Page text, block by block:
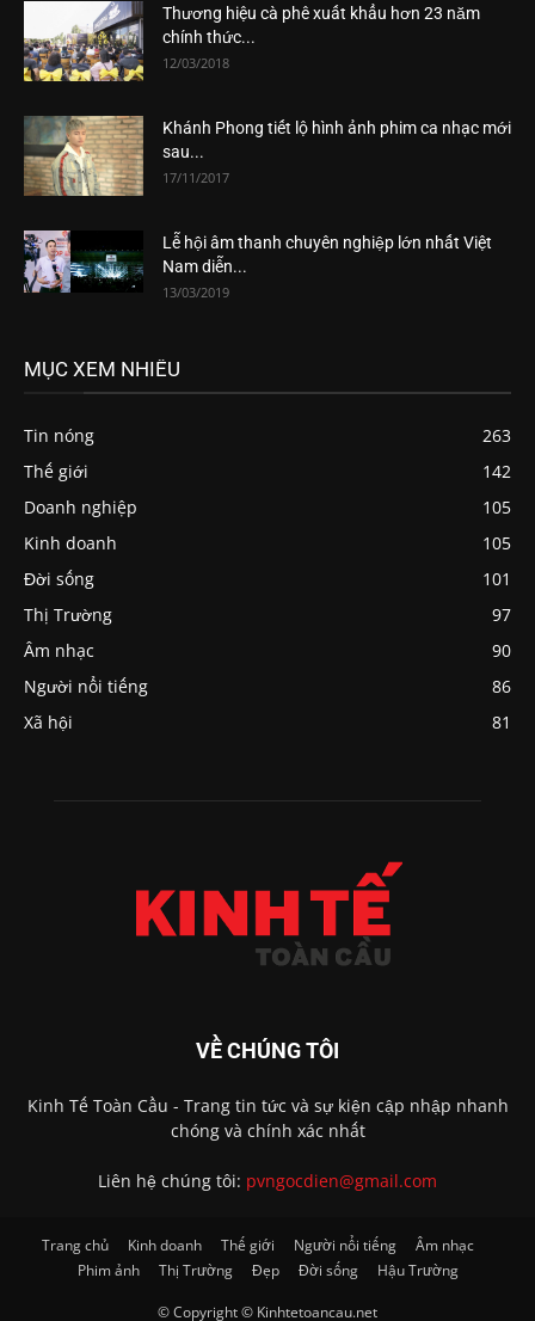
Thương hiệu cà phê xuất khẩu hơn 23 năm
chính thức...
12/03/2018
Khánh Phong tiết lộ hình ảnh phim ca nhạc mới
sau...
17/11/2017
Lễ hội âm thanh chuyên nghiệp lớn nhất Việt
Nam diễn...
13/03/2019
MỤC XEM NHIỀU
Tin nóng
263
Thế giới
142
Doanh nghiệp
105
Kinh doanh
105
Đời sống
101
Thị Trường
97
Âm nhạc
90
Người nổi tiếng
86
Xã hội
81
VỀ CHÚNG TÔI
Kinh Tế Toàn Cầu - Trang tin tức và sự kiện cập nhập nhanh
chóng và chính xác nhất
Liên hệ chúng tôi: pvngocdien@gmail.com
Trang chủ Kinh doanh Thế giới Người nổi tiếng
Âm nhạc
Phim ảnh
Thị Trường Đẹp Đời sống Hậu Trường
© Copyright © Kinhtetoancau.net